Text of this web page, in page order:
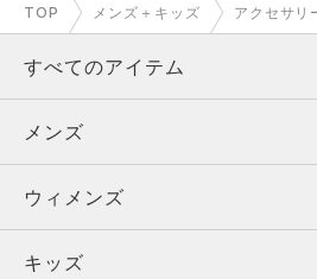
TOP メンズ＋キッズ アクセサリ
すべてのアイテム
メンズ
ウィメンズ
キッズ
メンズ
トップス
ボトムス
ウィメンズ
トップス
キッズ